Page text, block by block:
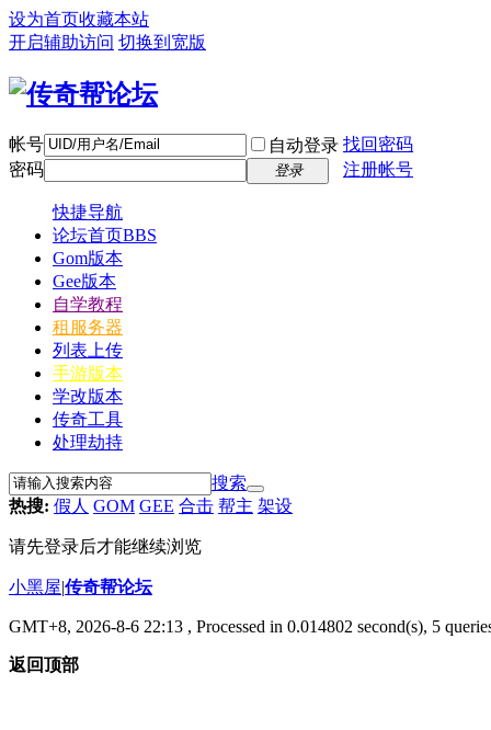
设为首页收藏本站
开启辅助访问 切换到宽版
帐号 自动登录 找回密码
密码
登录 注册帐号
快捷导航
论坛首页BBS
Gom版本
Gee版本
自学教程
租服务器
列表上传
手游版本
学改版本
传奇工具
处理劫持
搜索
热搜: 假人 GOM GEE 合击 帮主 架设
请先登录后才能继续浏览
小黑屋|传奇帮论坛
GMT+8, 2026-8-6 22:13 , Processed in 0.014802 second(s), 5
返回顶部